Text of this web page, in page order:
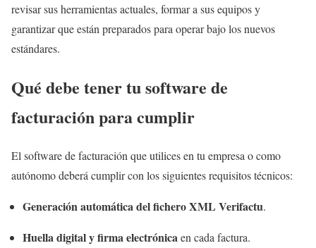
revisar sus herramientas actuales, formar a sus equipos y
garantizar que están preparados para operar bajo los nuevos
estándares.
Qué debe tener tu software de
facturación para cumplir
El software de facturación que utilices en tu empresa o como
autónomo deberá cumplir con los siguientes requisitos técnicos:
Generación automática del fichero XML Verifactu.
Huella digital y firma electrónicaen cada factura.